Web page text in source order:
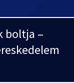
boltja –